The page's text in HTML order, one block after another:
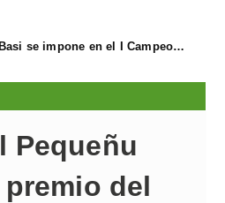
Basi se impone en el I Campeonato de Lanzamiento de Fardos de La Vega
Pequeñu
del